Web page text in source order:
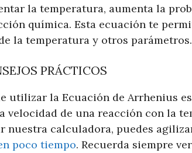
la temperatura, aumenta la
química. Esta ecuación te
la temperatura y otros parámetros.
PRÁCTICOS
utilizar la Ecuación de Arrhenius
velocidad de una reacción con la
nuestra calculadora, puedes
poco tiempo. Recuerda siempre